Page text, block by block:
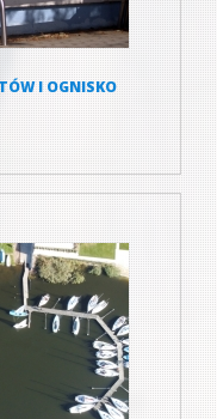
I OGNISKO